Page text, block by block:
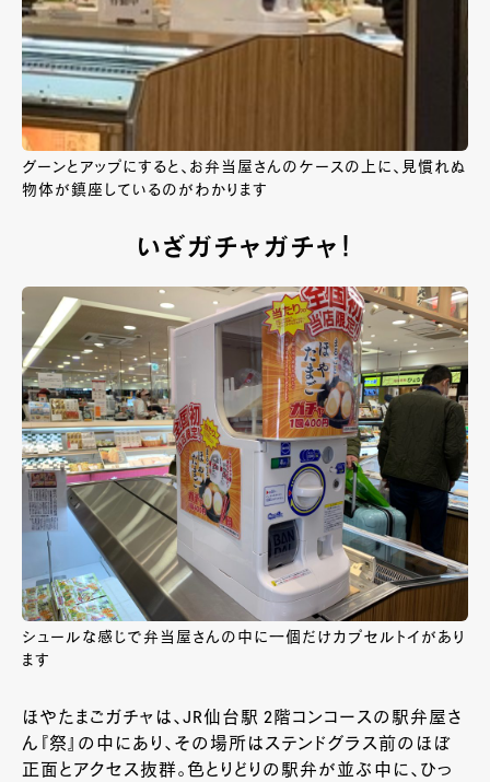
グーンとアップにすると、お弁当屋さんのケースの上に、見慣れぬ
物体が鎮座しているのがわかります
いざガチャガチャ！
シュールな感じで弁当屋さんの中に一個だけカプセルトイがあり
ます
ほやたまごガチャは、JR仙台駅 2階コンコースの駅弁屋さ
ん『祭』の中にあり、その場所はステンドグラス前のほぼ
正面とアクセス抜群。色とりどりの駅弁が並ぶ中に、ひっ